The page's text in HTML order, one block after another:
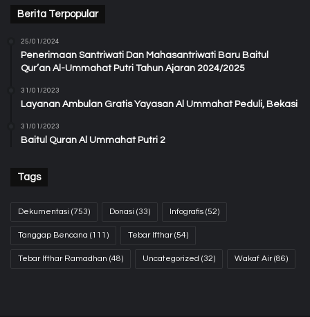
Berita Terpopular
25/01/2024
Penerimaan Santriwati Dan Mahasantriwati Baru Baitul
Qur’an Al-Ummahat Putri Tahun Ajaran 2024/2025
31/01/2023
Layanan Ambulan Gratis Yayasan Al Ummahat Peduli, Bekasi
31/01/2023
Baitul Quran Al Ummahat Putri 2
Tags
Dekumentasi (753) Donasi (33) Infografis (52)
Tanggap Bencana (111) Tebar Ifthar(54)
Tebar Ifthar Ramadhan (48) Uncategorized (32) Wakaf Air(86)